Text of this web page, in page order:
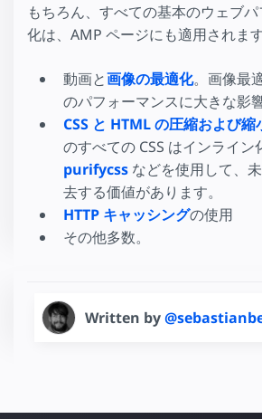
もちろん、すべての基本のウェブ
化は、AMP ページにも適用されます
動画と画像の最適化。画像最
のパフォーマンスに大きな影
CSS と HTML の圧縮および縮
のすべての CSS はインライン
purifycss などを使用して、
去する価値があります。
HTTP キャッシングの使用
その他多数。
Written by